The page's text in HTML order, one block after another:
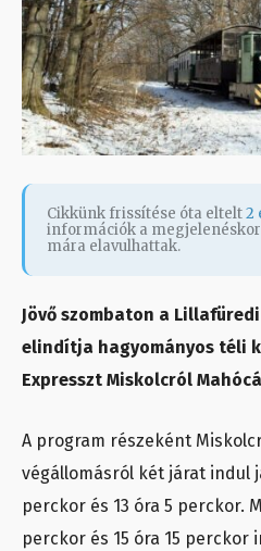
Cikkünk frissítése óta eltelt2
információk a
mára elavulhattak.
Jövő szombaton a
elindítja hagyományos téli
Expresszt Miskolcról
A program részeként
végállomásról két járat indul
perckor és 13 óra 5 perckor.
perckor és 15 óra 15 perckor